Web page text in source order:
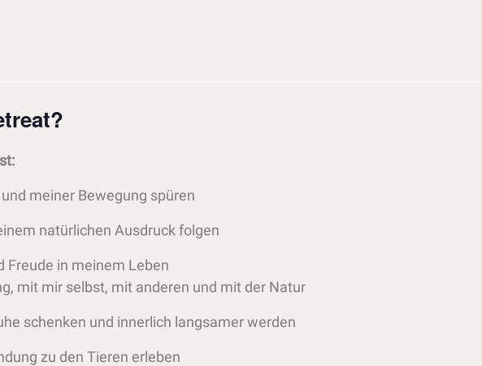
meiner Bewegung spüren
natürlichen Ausdruck folgen
Freude in meinem Leben
mit mir selbst, mit anderen und mit der Natur
schenken und innerlich langsamer werden
zu den Tieren erleben